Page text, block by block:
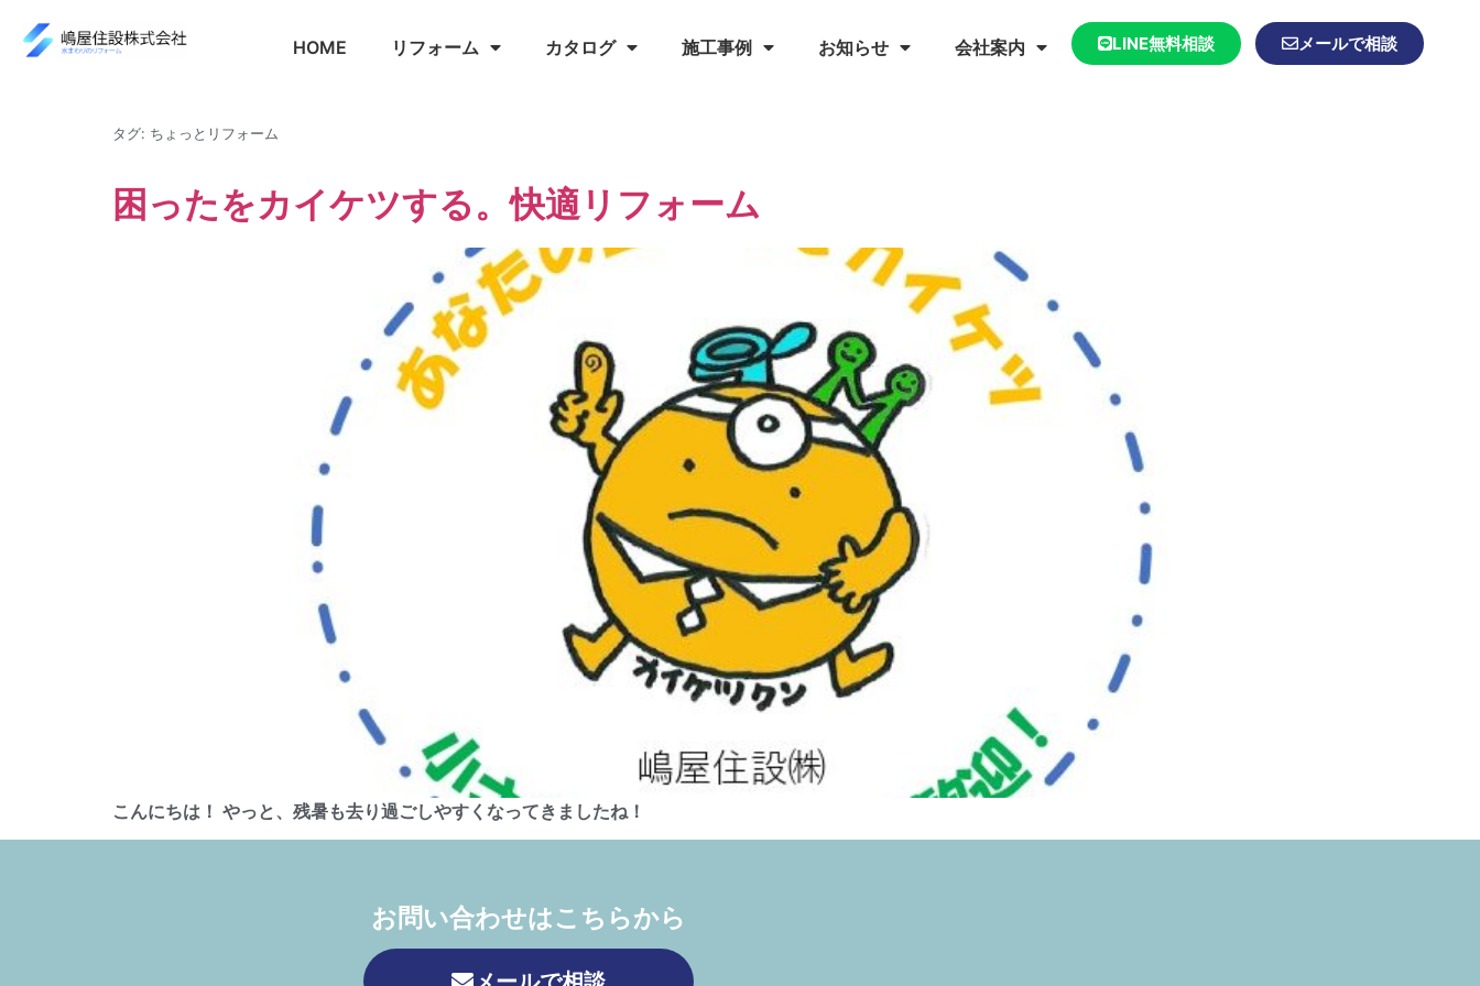
HOME リフォーム カタログ 施工事例 お知らせ 会社案内 LINE無料相談 メールで相談
タグ: ちょっとリフォーム
困ったをカイケツする。快適リフォーム
こんにちは！ やっと、残暑も去り過ごしやすくなってきましたね！
お問い合わせはこちらから